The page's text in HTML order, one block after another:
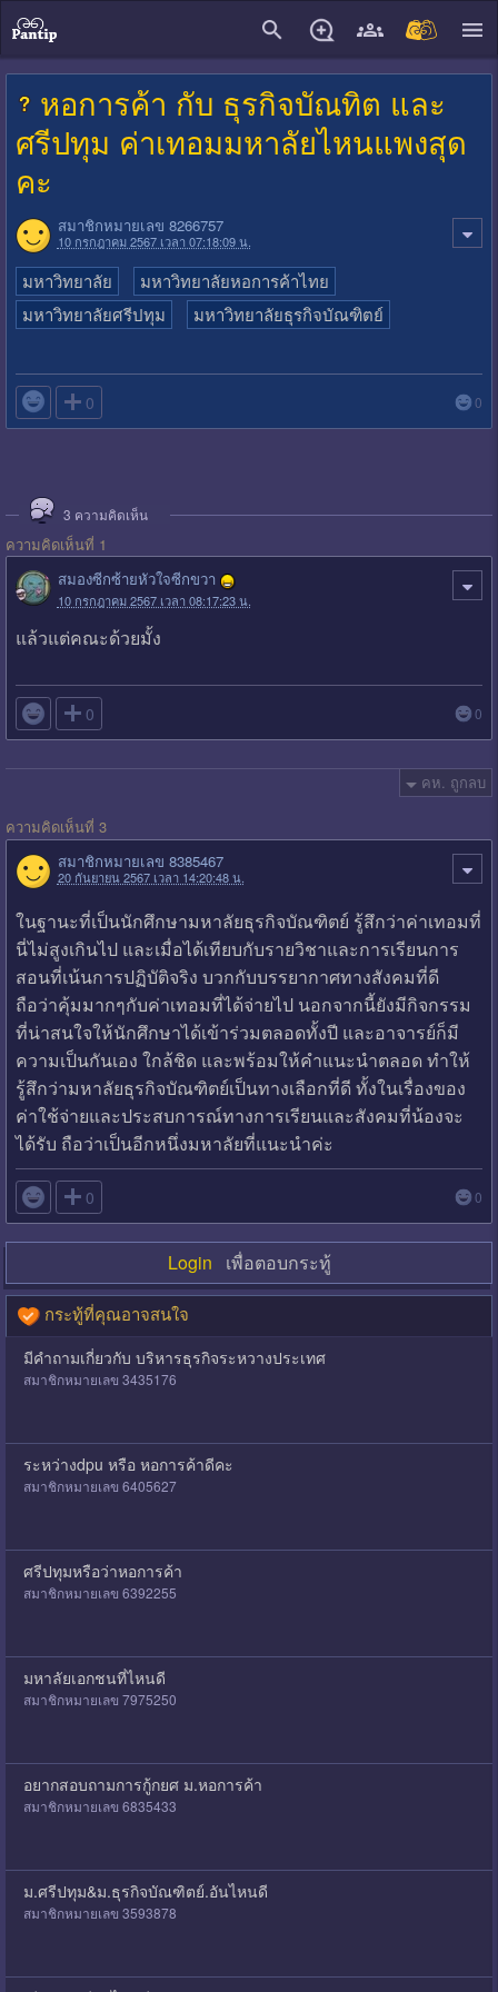
หอการค้า กับ ธุรกิจบัณทิต และ
ศรีปทุม ค่าเทอมมหาลัยไหนแพงสุด
คะ
สมาชิกหมายเลข 8266757
10 กรกฎาคม 2567 เวลา 07:18:09 น.
มหาวิทยาลัย
มหาวิทยาลัยหอการค้าไทย
มหาวิทยาลัยศรีปทุม
มหาวิทยาลัยธุรกิจบัณฑิตย์
 0 0
3 ความคิดเห็น
ความคิดเห็นที่ 1
สมองซีกซ้ายหัวใจซีกขวา
10 กรกฎาคม 2567 เวลา 08:17:23 น.
แล้วแต่คณะด้วยมั้ง
 0 0
คห. ถูกลบ
ความคิดเห็นที่ 3
สมาชิกหมายเลข 8385467
20 กันยายน 2567 เวลา 14:20:48 น.
ในฐานะที่เป็นนักศึกษามหาลัยธุรกิจบัณฑิตย์ รู้สึกว่าค่าเทอมที่
นี่ไม่สูงเกินไป และเมื่อได้เทียบกับรายวิชาและการเรียนการ
สอนที่เน้นการปฏิบัติจริง บวกกับบรรยากาศทางสังคมที่ดี
ถือว่าคุ้มมากๆกับค่าเทอมที่ได้จ่ายไป นอกจากนี้ยังมีกิจกรรม
ที่น่าสนใจให้นักศึกษาได้เข้าร่วมตลอดทั้งปี และอาจารย์ก็มี
ความเป็นกันเอง ใกล้ชิด และพร้อมให้คำแนะนำตลอด ทำให้
รู้สึกว่ามหาลัยธุรกิจบัณฑิตย์เป็นทางเลือกที่ดี ทั้งในเรื่องของ
ค่าใช้จ่ายและประสบการณ์ทางการเรียนและสังคมที่น้องจะ
ได้รับ ถือว่าเป็นอีกหนึ่งมหาลัยที่แนะนำค่ะ
 0 0
Login เพื่อตอบกระทู้
กระทู้ที่คุณอาจสนใจ
มีคำถามเกี่ยวกับ บริหารธุรกิจระหวางประเทศ
สมาชิกหมายเลข 3435176
ระหว่างdpu หรือ หอการค้าดีคะ
สมาชิกหมายเลข 6405627
ศรีปทุมหรือว่าหอการค้า
สมาชิกหมายเลข 6392255
มหาลัยเอกชนที่ไหนดี
สมาชิกหมายเลข 7975250
อยากสอบถามการกู้กยศ ม.หอการค้า
สมาชิกหมายเลข 6835433
ม.ศรีปทุม&ม.ธุรกิจบัณฑิตย์.อันไหนดี
สมาชิกหมายเลข 3593878
close